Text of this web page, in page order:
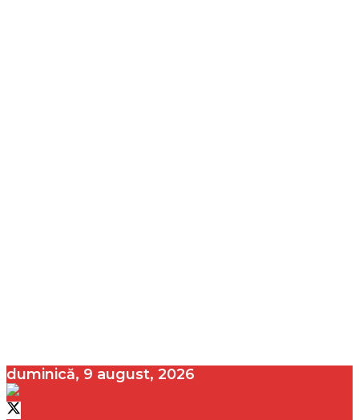
duminică, 9 august, 2026